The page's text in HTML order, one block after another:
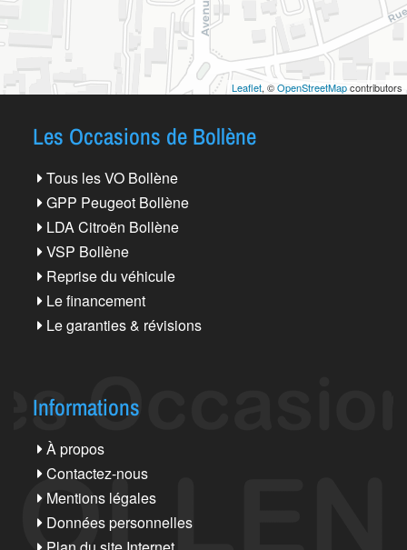
Leaflet, ©OpenStreetMapcontributors
Les Occasions de Bollène
Tous les VO Bollène
GPP Peugeot Bollène
LDA Citroën Bollène
VSP Bollène
Reprise du véhicule
Le financement
Le garanties & révisions
Informations
À propos
Contactez-nous
Mentions légales
Données personnelles